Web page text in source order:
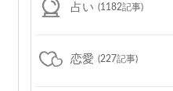
占い (1182記事)
恋愛 (227記事)